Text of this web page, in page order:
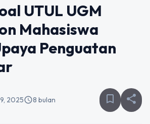
UTUL UGM
Mahasiswa
Penguatan
2025schedule8 bulan bookmark_border share